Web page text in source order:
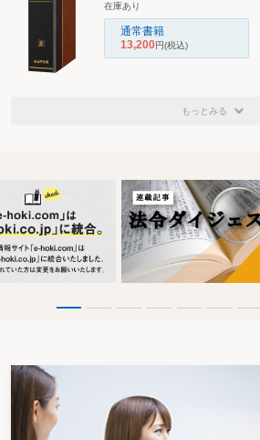
在庫あり
通常書籍
13,200円(税込)
もっとみる